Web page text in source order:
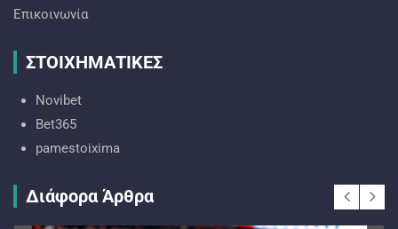
Επικοινωνία
ΣΤΟΙΧΗΜΑΤΙΚΕΣ
Novibet
Bet365
pamestoixima
Διάφορα Άρθρα